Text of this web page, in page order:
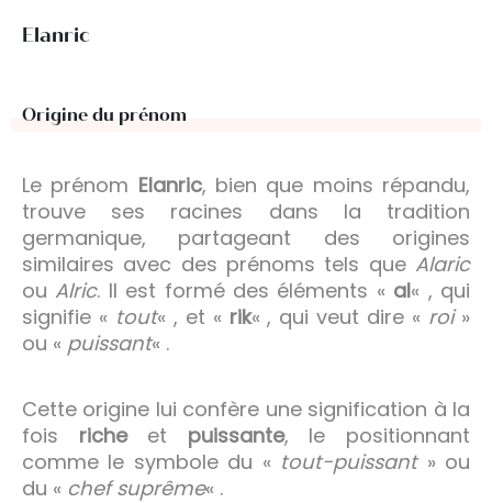
Elanric
Origine du prénom
Le prénom Elanric, bien que moins répandu,
trouve ses racines dans la tradition
germanique, partageant des origines
similaires avec des prénoms tels que Alaric
ou Alric. Il est formé des éléments « al« , qui
signifie « tout« , et « rik« , qui veut dire « roi»
ou « puissant« .
Cette origine lui confère une signification à la
fois richeet puissante, le positionnant
comme le symbole du « tout-puissant» ou
du « chef suprême« .